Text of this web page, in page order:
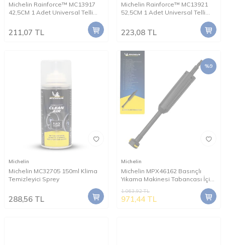
Michelin Rainforce™ MC13917
42,5CM 1 Adet Universal Telli
211,07 TL
Michelin Rainforce™ MC13921
52,5CM 1 Adet Universal Telli
223,08 TL
Michelin
Michelin MC32705 150ml Klima
Temizleyici Sprey
288,56 TL
%9
Michelin
Michelin MPX46162 Basınçlı
Yıkama Makinesi Tabancası İçin
1.063,92TL
971,44 TL